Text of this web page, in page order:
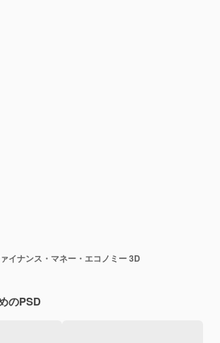
イナンス・マネー・エコノミー 3D
のPSD